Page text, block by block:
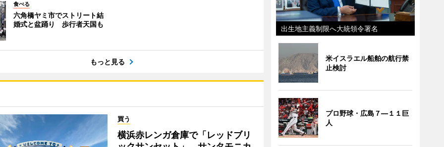
食べる
六角橋ヤミ市でストリート結
婚式と盆踊り 歩行者天国も
もっと見る
買う
横浜赤レンガ倉庫で「レッドブリ
出生地主義制限へ大統領令署名
米イスラエル船舶の航行禁
止検討
プロ野球・広島７―１１巨
人